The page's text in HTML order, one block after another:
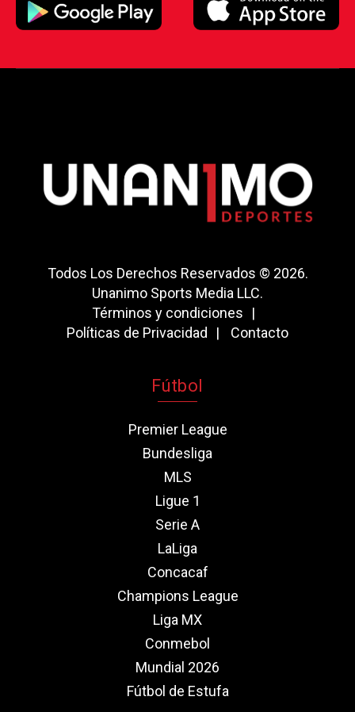
Todos Los Derechos Reservados © 2026.
Unanimo Sports Media LLC.
Términos y condiciones
Políticas de Privacidad
Contacto
Fútbol
Premier League
Bundesliga
MLS
Ligue 1
Serie A
LaLiga
Concacaf
Champions League
Liga MX
Conmebol
Mundial 2026
Fútbol de Estufa